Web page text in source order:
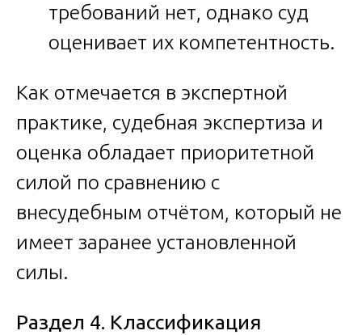
требований нет, однако суд
оценивает их компетентность.
Как отмечается в экспертной
практике, судебная экспертиза и
оценка обладает приоритетной
силой по сравнению с
внесудебным отчётом, который не
имеет заранее установленной
силы.
Раздел 4. Классификация